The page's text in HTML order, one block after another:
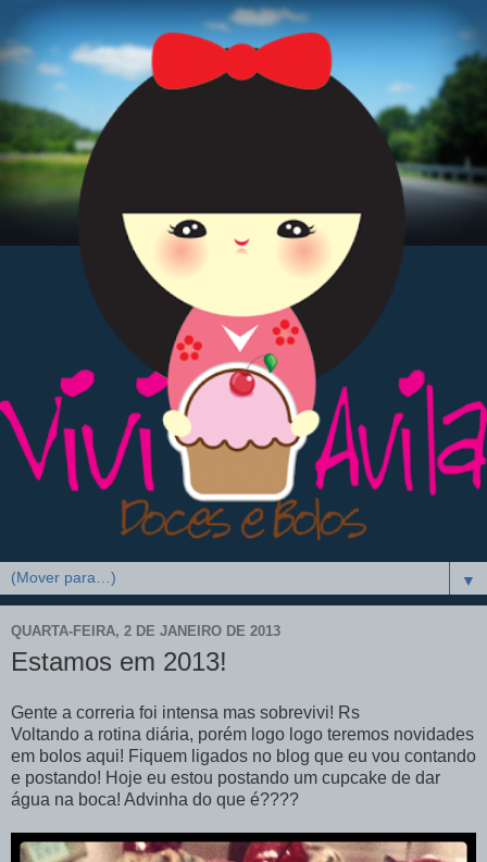
▼
QUARTA-FEIRA, 2 DE JANEIRO DE 2013
Estamos em 2013!
Gente a correria foi intensa mas sobrevivi! Rs
Voltando a rotina diária, porém logo logo teremos novidades
em bolos aqui! Fiquem ligados no blog que eu vou contando
e postando! Hoje eu estou postando um cupcake de dar
água na boca! Advinha do que é????